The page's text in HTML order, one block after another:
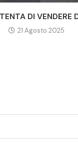
DI VENDERE
21 Agosto 2025